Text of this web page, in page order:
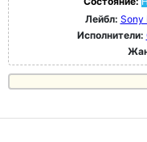
Лейбл: Sony
Исполнители: